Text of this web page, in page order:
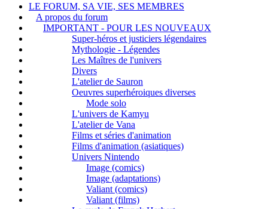
LE FORUM, SA VIE, SES MEMBRES
A propos du forum
IMPORTANT - POUR LES NOUVEAUX
Super-héros et justiciers légendaires
Mythologie - Légendes
Les Maîtres de l'univers
Divers
L'atelier de Sauron
Oeuvres superhéroiques diverses
Mode solo
L'univers de Kamyu
L'atelier de Vana
Films et séries d'animation
Films d'animation (asiatiques)
Univers Nintendo
Image (comics)
Image (adaptations)
Valiant (comics)
Valiant (films)